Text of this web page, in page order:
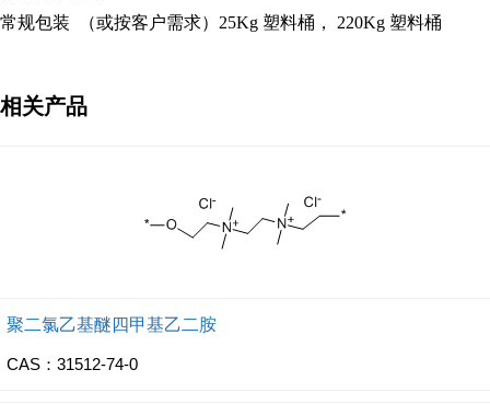
常规包装
（或按客户需求） 25Kg 塑料桶， 220Kg 塑料桶
相关产品
聚二氯乙基醚四甲基乙二胺
CAS：31512-74-0